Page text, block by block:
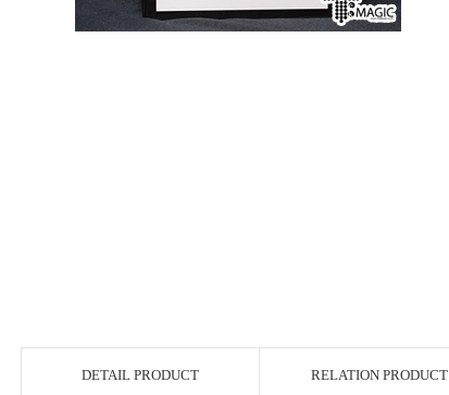
DETAIL PRODUCT RELATION PRODUCT